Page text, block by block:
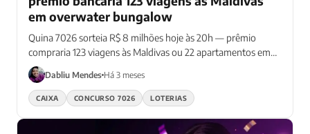
em overwater bungalow
Quina 7026 sorteia R$ 8 milhões hoje às 20h — prêmio
compraria 123 viagens às Maldivas ou 22 apartamentos em
SP
Dabliu Mendes Há 3 meses
CAIXA CONCURSO 7026 LOTERIAS